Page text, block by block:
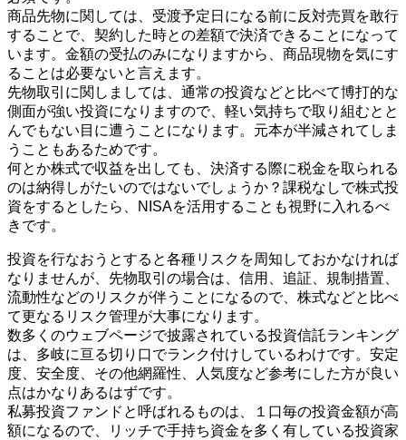
商品先物に関しては、受渡予定日になる前に反対売買を敢行
することで、契約した時との差額で決済できることになって
います。金額の受払のみになりますから、商品現物を気にす
ることは必要ないと言えます。
先物取引に関しましては、通常の投資などと比べて博打的な
側面が強い投資になりますので、軽い気持ちで取り組むとと
んでもない目に遭うことになります。元本が半減されてしま
うこともあるためです。
何とか株式で収益を出しても、決済する際に税金を取られる
のは納得しがたいのではないでしょうか？課税なしで株式投
資をするとしたら、NISAを活用することも視野に入れるべ
きです。
投資を行なおうとすると各種リスクを周知しておかなければ
なりませんが、先物取引の場合は、信用、追証、規制措置、
流動性などのリスクが伴うことになるので、株式などと比べ
て更なるリスク管理が大事になります。
数多くのウェブページで披露されている投資信託ランキング
は、多岐に亘る切り口でランク付けしているわけです。安定
度、安全度、その他網羅性、人気度など参考にした方が良い
点はかなりあるはずです。
私募投資ファンドと呼ばれるものは、１口毎の投資金額が高
額になるので、リッチで手持ち資金を多く有している投資家